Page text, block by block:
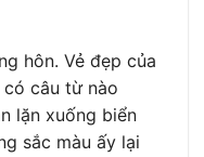
hôn. Vẻ đẹp của
câu từ nào
lặn xuống biển
sắc màu ấy lại